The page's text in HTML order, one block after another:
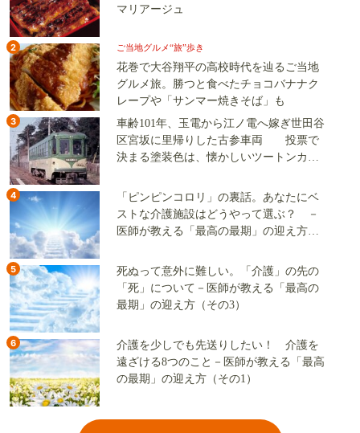
マリアージュ
2 ご当地グルメ“旅”歩き
花巻で大谷翔平の高校時代を辿るご当地
グルメ旅。勝つと食べたチョコバナナク
レープや「サンマー焼きそば」も
3
車齢101年、玉電から江ノ電へ嫁ぎ世田谷
区宮坂に里帰りした古参車両 投票で
決まる塗装色は、懐かしいツートンカラ
4
「ピンピンコロリ」の裏話。あなたにベ
ストな介護施設はどうやって選ぶ？ －
医師が教える「最高の最期」の迎え方
5
死ぬって意外に難しい。「介護」の先の
「死」について－医師が教える「最高の
最期」の迎え方（その3）
6
介護を少しでも先送りしたい！ 介護を
遠ざける8つのこと－医師が教える「最高
の最期」の迎え方（その1）